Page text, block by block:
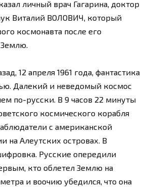
личный врач Гагарина, доктор
Виталий ВОЛОВИЧ, который
космонавта после его
12 апреля 1961 года, фантастика
Далекий и неведомый космос
по-русски. В 9 часов 22 минуты
космического корабля
с американской
на Алеутских островах. В
Русские опередили
кто облетел Землю на
и воочию убедился, что она